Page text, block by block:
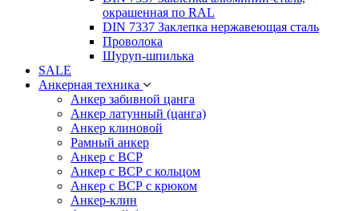
окрашенная по RAL
DIN 7337 Заклепка нержавеющая сталь
Проволока
Шуруп-шпилька
SALE
Анкерная техника
Анкер забивной цанга
Анкер латунный (цанга)
Анкер клиновой
Рамный анкер
Анкер с ВСР
Анкер с ВСР с кольцом
Анкер с ВСР с крюком
Анкер-клин